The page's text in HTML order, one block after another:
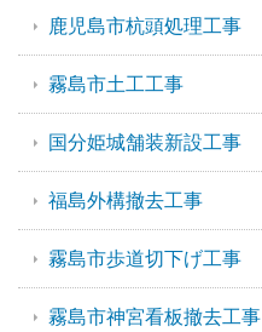
鹿児島市杭頭処理工事
霧島市土工工事
国分姫城舗装新設工事
福島外構撤去工事
霧島市歩道切下げ工事
霧島市神宮看板撤去工事